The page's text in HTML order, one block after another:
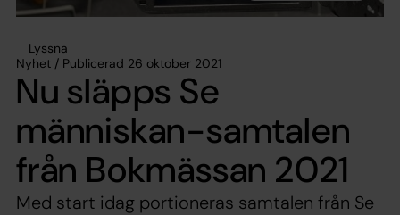
Lyssna
Nyhet / Publicerad 26 oktober 2021
Nu släpps Se
människan-samtalen
från Bokmässan 2021
Med start idag portioneras samtalen från Se